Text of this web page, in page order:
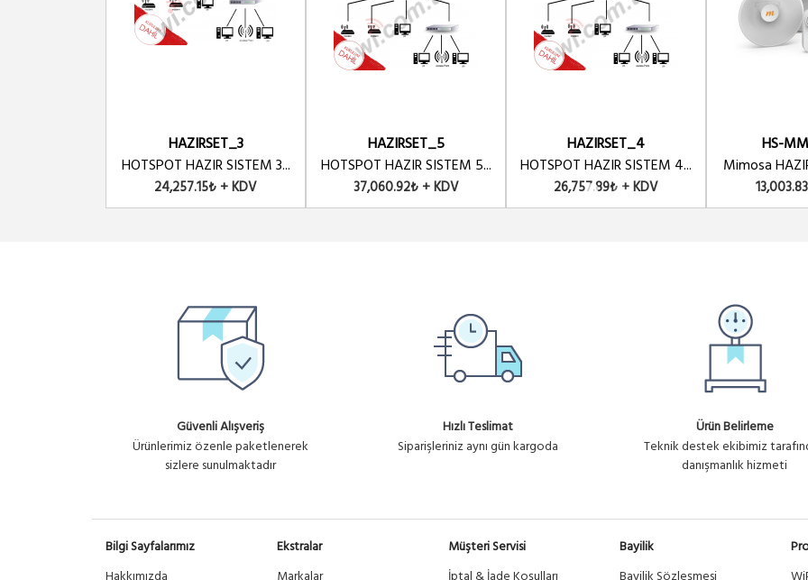
Mimosa HAZIRSET 5 GHZ LINK -2 5KM - SET
Mimosa HAZIRSET 5 GHZ LINK -1 3KM - SET
HAZIRSET_3
HOTSPOT HAZIR SISTEM 3...
24,257.15₺ + KDV
HAZIRSET_5
HOTSPOT HAZIR SISTEM 5...
37,060.92₺ + KDV
HAZIRSET_4
HOTSPOT HAZIR SISTEM 4...
26,757.89₺ + KDV
HS-
Mimosa
Güvenli Alışveriş
Ürünlerimiz özenle paketlenerek
sizlere sunulmaktadır
Hızlı Teslimat
Siparişleriniz aynı gün kargoda
Ürün Belirleme
Teknik destek ekibimiz
danışmanlık hizmeti
Bilgi Sayfalarımız
Ekstralar
Müşteri Servisi
Bayilik